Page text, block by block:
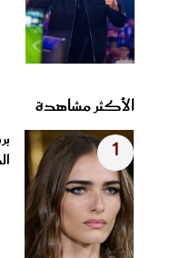
الأكثر مشاهدة
1